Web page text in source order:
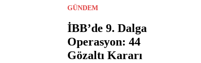
GÜNDEM
İBB’de 9. Dalga
Operasyon: 44
Gözaltı Kararı